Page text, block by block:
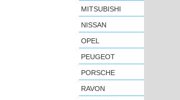
MITSUBISHI
NISSAN
OPEL
PEUGEOT
PORSCHE
RAVON